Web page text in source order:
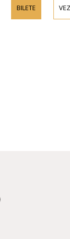
BILETE